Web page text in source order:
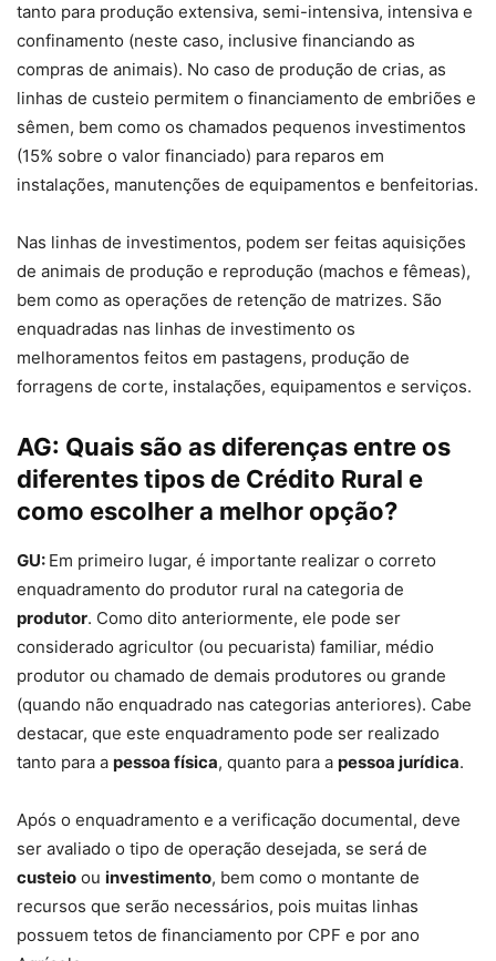
tanto para produção extensiva, semi-intensiva, intensiva e
confinamento (neste caso, inclusive financiando as
compras de animais). No caso de produção de crias, as
linhas de custeio permitem o financiamento de embriões e
sêmen, bem como os chamados pequenos investimentos
(15% sobre o valor financiado) para reparos em
instalações, manutenções de equipamentos e benfeitorias.
Nas linhas de investimentos, podem ser feitas aquisições
de animais de produção e reprodução (machos e fêmeas),
bem como as operações de retenção de matrizes. São
enquadradas nas linhas de investimento os
melhoramentos feitos em pastagens, produção de
forragens de corte, instalações, equipamentos e serviços.
AG: Quais são as diferenças entre os
diferentes tipos de Crédito Rural e
como escolher a melhor opção?
GU: Em primeiro lugar, é importante realizar o correto
enquadramento do produtor rural na categoria de
produtor. Como dito anteriormente, ele pode ser
considerado agricultor (ou pecuarista) familiar, médio
produtor ou chamado de demais produtores ou grande
(quando não enquadrado nas categorias anteriores). Cabe
destacar, que este enquadramento pode ser realizado
tanto para a pessoa física, quanto para a pessoa jurídica.
Após o enquadramento e a verificação documental, deve
ser avaliado o tipo de operação desejada, se será de
custeio ou investimento, bem como o montante de
recursos que serão necessários, pois muitas linhas
possuem tetos de financiamento por CPF e por ano